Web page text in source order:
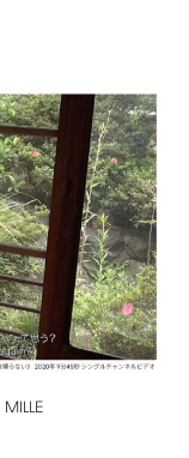
MILLE